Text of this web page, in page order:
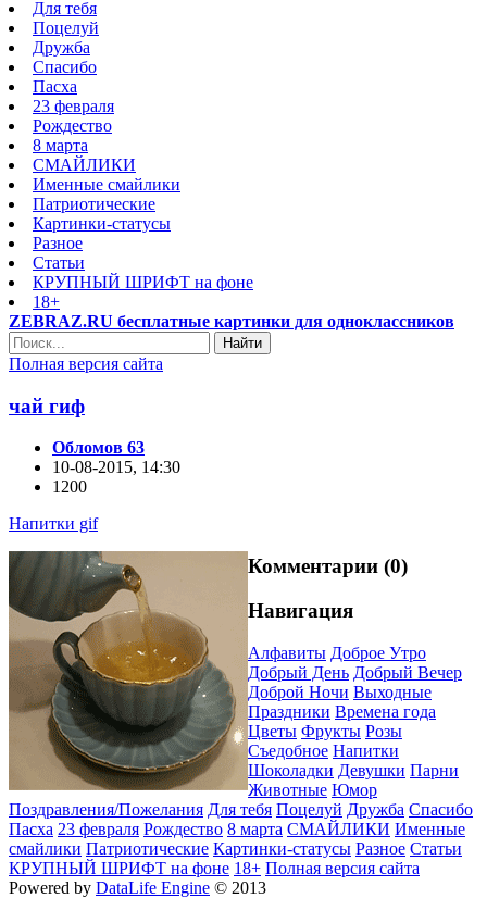
Для тебя
Поцелуй
Дружба
Спасибо
Пасха
23 февраля
Рождество
8 марта
СМАЙЛИКИ
Именные смайлики
Патриотические
Картинки-статусы
Разное
Cтатьи
КРУПНЫЙ ШРИФТ на фоне
18+
ZEBRAZ.RU бесплатные картинки для одноклассников
Найти
Полная версия сайта
чай гиф
Обломов 63
10-08-2015, 14:30
1200
Напитки gif
Комментарии (0)
Навигация
Алфавиты Доброе Утро
Добрый День Добрый Вечер
Доброй Ночи Выходные
Праздники Времена года
Цветы Фрукты Розы
Съедобное Напитки
Шоколадки Девушки Парни
Животные Юмор
Поздравления/Пожелания Для тебя Поцелуй Дружба Спасибо
Пасха 23 февраля Рождество 8 марта СМАЙЛИКИ Именные
смайлики Патриотические Картинки-статусы Разное Cтатьи
КРУПНЫЙ ШРИФТ на фоне 18+ Полная версия сайта
Powered by DataLife Engine © 2013